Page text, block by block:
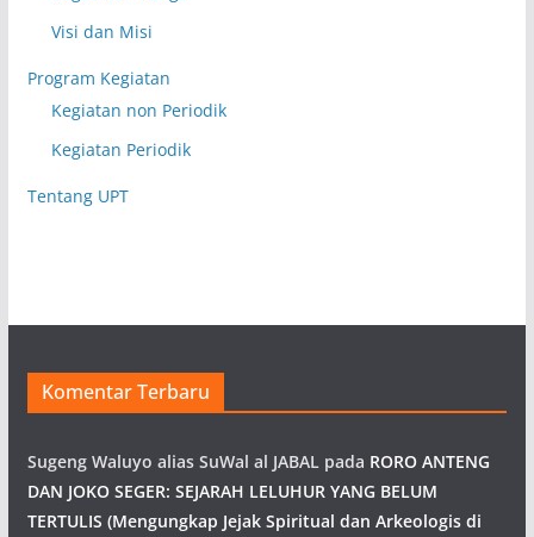
Visi dan Misi
Program Kegiatan
Kegiatan non Periodik
Kegiatan Periodik
Tentang UPT
Komentar Terbaru
Sugeng Waluyo alias SuWal al JABAL pada RORO ANTENG
DAN JOKO SEGER: SEJARAH LELUHUR YANG BELUM
TERTULIS (Mengungkap Jejak Spiritual dan Arkeologis di